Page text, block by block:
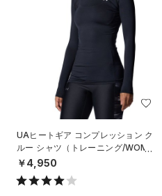
UAヒートギア コンプレッション ク
ルー シャツ（トレーニング/WOME
N）
￥4,950